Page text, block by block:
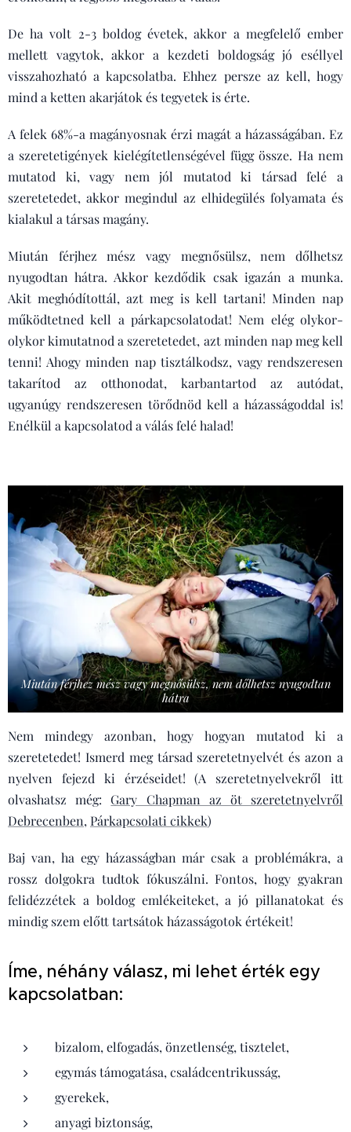
De ha volt 2-3 boldog évetek, akkor a megfelelő ember
mellett vagytok, akkor a kezdeti boldogság jó eséllyel
visszahozható a kapcsolatba. Ehhez persze az kell, hogy
mind a ketten akarjátok és tegyetek is érte.
A felek 68%-a magányosnak érzi magát a házasságában. Ez
a szeretetigények kielégítetlenségével függ össze. Ha nem
mutatod ki, vagy nem jól mutatod ki társad felé a
szeretetedet, akkor megindul az elhidegülés folyamata és
kialakul a társas magány.
Miután férjhez mész vagy megnősülsz, nem dőlhetsz
nyugodtan hátra. Akkor kezdődik csak igazán a munka.
Akit meghódítottál, azt meg is kell tartani! Minden nap
működtetned kell a párkapcsolatodat! Nem elég olykor-
olykor kimutatnod a szeretetedet, azt minden nap meg kell
tenni! Ahogy minden nap tisztálkodsz, vagy rendszeresen
takarítod az otthonodat, karbantartod az autódat,
ugyanúgy rendszeresen törődnöd kell a házasságoddal is!
Enélkül a kapcsolatod a válás felé halad!
Miután férjhez mész vagy megnősülsz, nem dőlhetsz nyugodtan
hátra
Nem mindegy azonban, hogy hogyan mutatod ki a
szeretetedet! Ismerd meg társad szeretetnyelvét és azon a
nyelven fejezd ki érzéseidet! (A szeretetnyelvekről itt
olvashatsz még:Gary Chapman az öt szeretetnyelvről
Debrecenben, Párkapcsolati cikkek)
Baj van, ha egy házasságban már csak a problémákra, a
rossz dolgokra tudtok fókuszálni. Fontos, hogy gyakran
felidézzétek a boldog emlékeiteket, a jó pillanatokat és
mindig szem előtt tartsátok házasságotok értékeit!
Íme, néhány válasz, mi lehet érték egy
kapcsolatban:
bizalom, elfogadás, önzetlenség, tisztelet,
egymás támogatása, családcentrikusság,
gyerekek,
anyagi biztonság,